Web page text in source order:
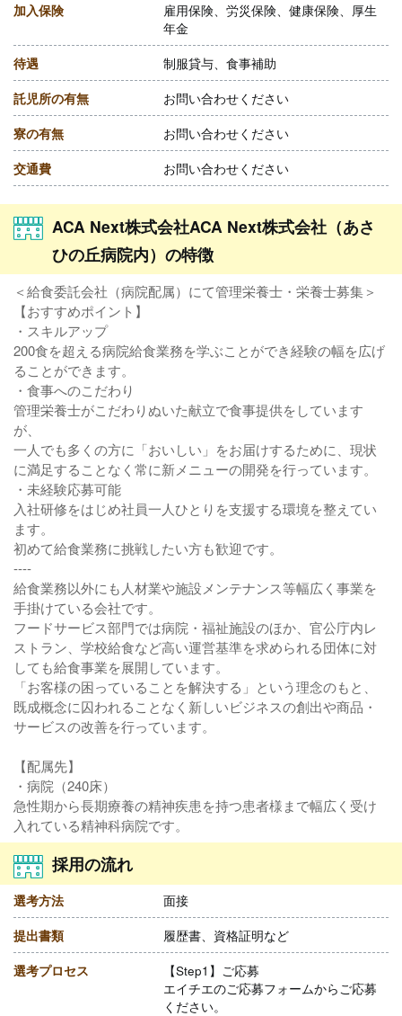
加入保険
雇用保険、労災保険、健康保険、厚生
年金
待遇 制服貸与、食事補助
託児所の有無 お問い合わせください
寮の有無 お問い合わせください
交通費 お問い合わせください
ACA Next株式会社ACA Next株式会社（あさ
ひの丘病院内）の特徴
＜給食委託会社（病院配属）にて管理栄養士・栄養士募集＞
【おすすめポイント】
・スキルアップ
200食を超える病院給食業務を学ぶことができ経験の幅を広げ
ることができます。
・食事へのこだわり
管理栄養士がこだわりぬいた献立で食事提供をしています
が、
一人でも多くの方に「おいしい」をお届けするために、現状
に満足することなく常に新メニューの開発を行っています。
・未経験応募可能
入社研修をはじめ社員一人ひとりを支援する環境を整えてい
ます。
初めて給食業務に挑戦したい方も歓迎です。
----
給食業務以外にも人材業や施設メンテナンス等幅広く事業を
手掛けている会社です。
フードサービス部門では病院・福祉施設のほか、官公庁内レ
ストラン、学校給食など高い運営基準を求められる団体に対
しても給食事業を展開しています。
「お客様の困っていることを解決する」という理念のもと、
既成概念に囚われることなく新しいビジネスの創出や商品・
サービスの改善を行っています。
【配属先】
・病院（240床）
急性期から長期療養の精神疾患を持つ患者様まで幅広く受け
入れている精神科病院です。
採用の流れ
選考方法 面接
提出書類 履歴書、資格証明など
選考プロセス
【Step1】ご応募
エイチエのご応募フォームからご応募
ください。